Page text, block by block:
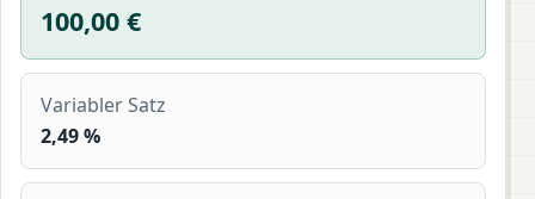
100,00 €
Variabler Satz
2,49 %